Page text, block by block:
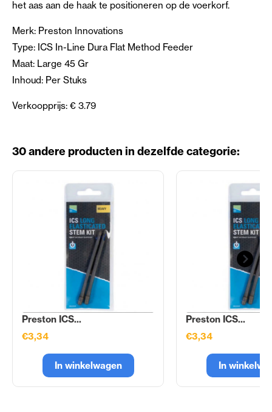
het aas aan de haak te positioneren op de voerkorf.
Merk: Preston Innovations
Type: ICS In-Line Dura Flat Method Feeder
Maat: Large 45 Gr
Inhoud: Per Stuks
Verkoopprijs: € 3.79
30 andere producten in dezelfde categorie:
Preston ICS...
€3,34
In winkelwagen
Preston ICS...
€3,34
In